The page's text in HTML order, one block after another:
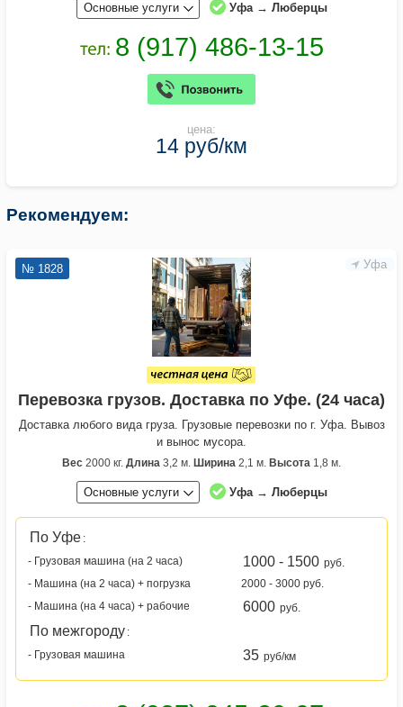
Основные услуги Уфа → Люберцы
цена:
14 руб/км
Рекомендуем:
Уфа
№ 1828
Перевозка грузов. Доставка по Уфе. (24 часа)
Доставка любого вида груза. Грузовые перевозки по г. Уфа. Вывоз
и вынос мусора.
Вес 2000 кг. Длина 3,2 м. Ширина 2,1 м. Высота 1,8 м.
Основные услуги Уфа → Люберцы
По Уфе :
- Грузовая машина (на 2 часа)
1000 - 1500 руб.
- Машина (на 2 часа) + погрузка
2000 - 3000 руб.
- Машина (на 4 часа) + рабочие
6000 руб.
По межгороду :
- Грузовая машина
35 руб/км